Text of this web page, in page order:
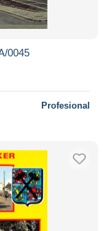
0045
Profesional